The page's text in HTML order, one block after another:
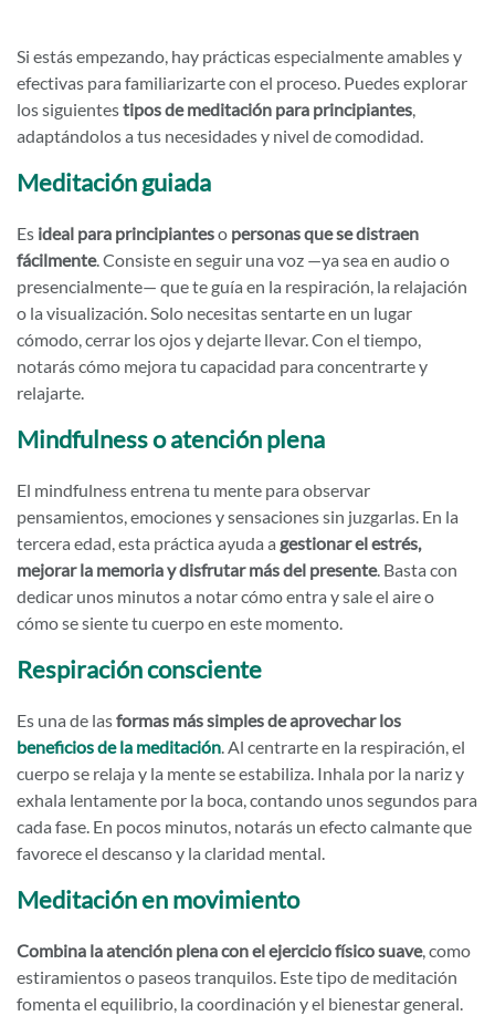
Si estás empezando, hay prácticas especialmente amables y
efectivas para familiarizarte con el proceso. Puedes explorar
los siguientestipos de meditación para principiantes,
adaptándolos a tus necesidades y nivel de comodidad.
Meditación guiada
Es ideal para principianteso personas que se distraen
fácilmente. Consiste en seguir una voz —ya sea en audio o
presencialmente— que te guía en la respiración, la relajación
o la visualización. Solo necesitas sentarte en un lugar
cómodo, cerrar los ojos y dejarte llevar. Con el tiempo,
notarás cómo mejora tu capacidad para concentrarte y
relajarte.
Mindfulness o atención plena
El mindfulness entrena tu mente para observar
pensamientos, emociones y sensaciones sin juzgarlas. En la
tercera edad, esta práctica ayuda a gestionar el estrés,
mejorar la memoria y disfrutar más del presente. Basta con
dedicar unos minutos a notar cómo entra y sale el aire o
cómo se siente tu cuerpo en este momento.
Respiración consciente
Es una de lasformas más simples de aprovechar los
beneficios de la meditación. Al centrarte en la respiración, el
cuerpo se relaja y la mente se estabiliza. Inhala por la nariz y
exhala lentamente por la boca, contando unos segundos para
cada fase. En pocos minutos, notarás un efecto calmante que
favorece el descanso y la claridad mental.
Meditación en movimiento
Combina la atención plena con el ejercicio físico suave, como
estiramientos o paseos tranquilos. Este tipo de meditación
fomenta el equilibrio, la coordinación y el bienestar general.